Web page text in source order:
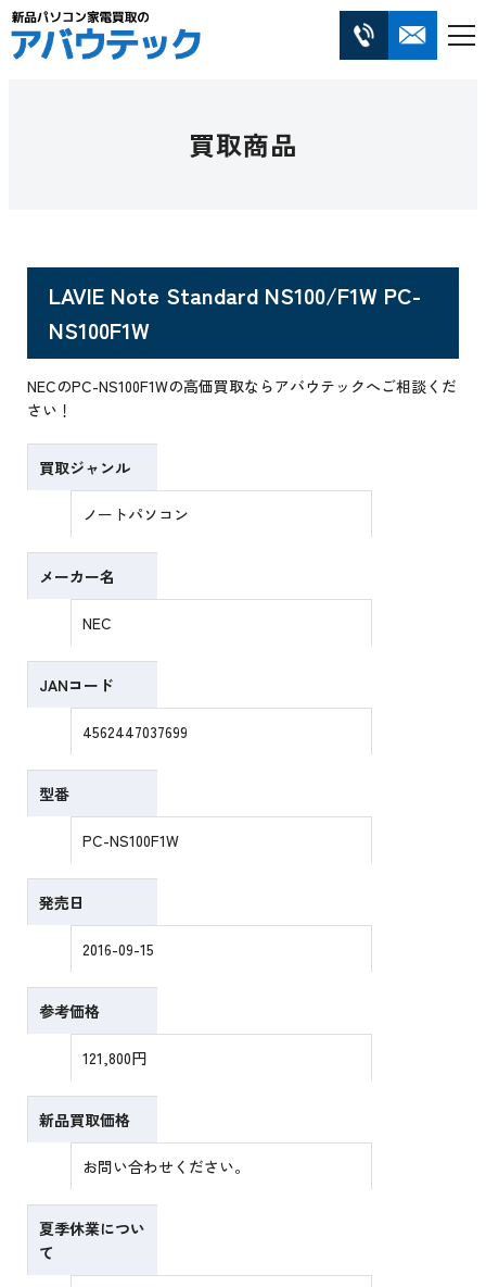
買取商品
LAVIE Note Standard NS100/F1W PC-
NS100F1W
NECのPC-NS100F1Wの高価買取ならアバウテックへご相談くだ
さい！
買取ジャンル
ノートパソコン
メーカー名
NEC
JANコード
4562447037699
型番
PC-NS100F1W
発売日
2016-09-15
参考価格
121,800円
新品買取価格
お問い合わせください。
夏季休業につい
て